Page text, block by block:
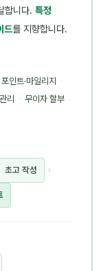
합니다. 특정
드를 지향합니다.
포인트·마일리지 ·
리 · 무이자 할부 ·
초고 작성 ›